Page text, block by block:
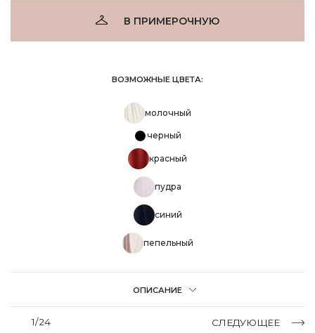
В ПРИМЕРОЧНУЮ
ВОЗМОЖНЫЕ ЦВЕТА:
молочный
черный
красный
пудра
синий
пепельный
ОПИСАНИЕ
1/24 СЛЕДУЮЩЕЕ